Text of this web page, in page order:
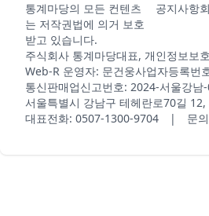
통계마당의 모든 컨텐츠
는 저작권법에 의거 보호
받고 있습니다.
공지사항
주식회사 통계마당대표, 개인정보보
Web-R 운영자: 문건웅사업자등록번
통신판매업신고번호: 2024-서울강남
서울특별시 강남구 테헤란로70길
대표전화: 0507-1300-9704 | 문